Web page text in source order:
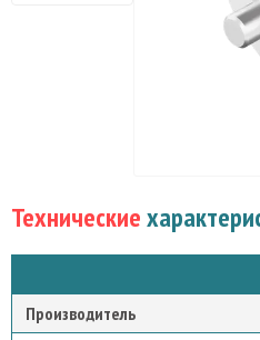
Технические
Производитель